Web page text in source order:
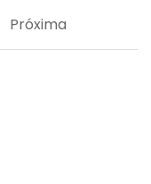
Próxima